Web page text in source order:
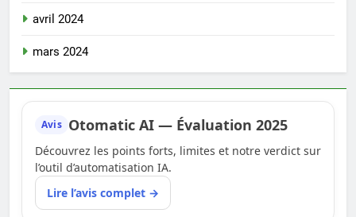
avril 2024
mars 2024
Avis Otomatic AI — Évaluation 2025
Découvrez les points forts, limites et notre verdict sur
l’outil d’automatisation IA.
Lire l’avis complet →